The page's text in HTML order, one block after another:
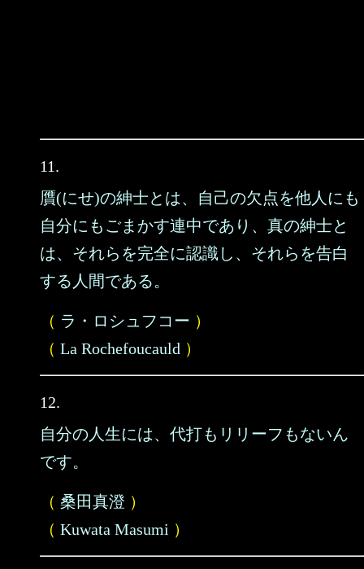
11.
贋(にせ)の紳士とは、自己の欠点を他人にも
自分にもごまかす連中であり、真の紳士と
は、それらを完全に認識し、それらを告白
する人間である。
（ ラ・ロシュフコー ）
（ La Rochefoucauld ）
12.
自分の人生には、代打もリリーフもないん
です。
（ 桑田真澄 ）
（ Kuwata Masumi ）